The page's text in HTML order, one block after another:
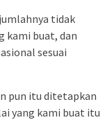
tidak
kami buat, dan
sesuai
pun itu ditetapkan
yang kami buat itu